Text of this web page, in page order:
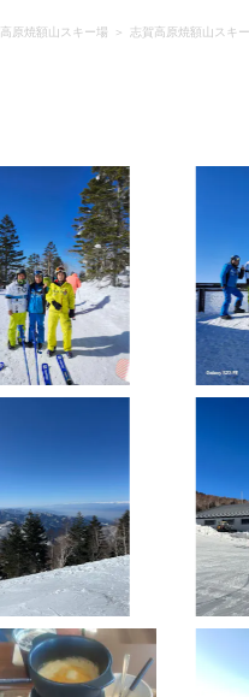
原焼額山スキー場 志賀高原焼額山スキ